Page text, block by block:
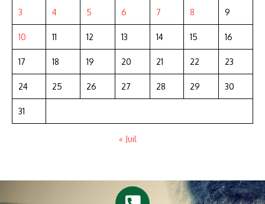
3 4 5 6 7 8 9
10 11 12 13 14 15 16
17 18 19 20 21 22 23
24 25 26 27 28 29 30
31
« Juil